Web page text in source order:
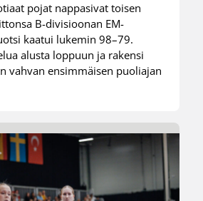
pojat nappasivat toisen
B-divisioonan EM-
kaatui lukemin 98–79.
alusta loppuun ja rakensi
vahvan ensimmäisen puoliajan